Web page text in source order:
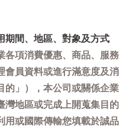
期間、地區、對象及方式
各項消費優惠、商品、服務
會員資料或進行滿意度及消
的」），本公司或關係企業
灣地區或完成上開蒐集目的
用或國際傳輸您填載於誠品